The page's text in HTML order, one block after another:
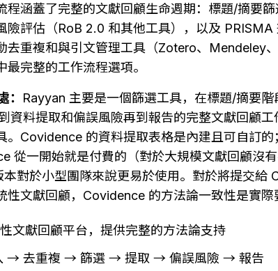
程涵蓋了完整的文獻回顧生命週期：標題/摘要
險評估（RoB 2.0 和其他工具），以及
去重複和與引文管理工具（Zotero、Mendeley
完整的工作流程選項。
： Rayyan 主要是一個篩選工具，在標題/摘要階
資料提取和偏誤風險再到報告的完整文獻回顧
。Covidence 的資料提取表格是內建且可自訂
從一開始就是付費的（對於大規模文獻回顧沒
對於小型團隊來說更易於使用。對於將提交給
性文獻回顧，Covidence 的方法論一致性是實際
文獻回顧平台，提供完整的方法論支持
→ 去重複 → 篩選 → 提取 → 偏誤風險 → 報告